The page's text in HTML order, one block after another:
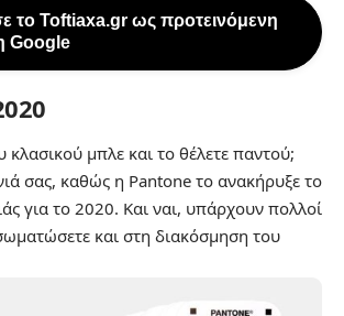
το Toftiaxa.gr ως προτεινόμενη
Google
κλασικού μπλε και το θέλετε παντού;
σας, καθώς η Pantone το ανακήρυξε το
για το 2020. Και ναι, υπάρχουν πολλοί
και στη διακόσμηση του